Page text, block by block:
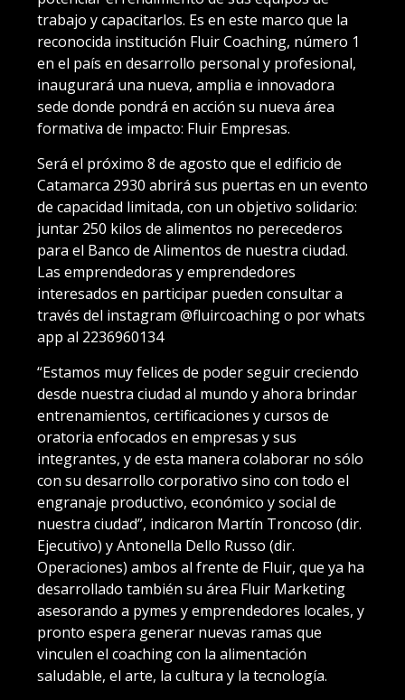
trabajo y capacitarlos. Es en este marco que la
reconocida institución Fluir Coaching, número 1
en el país en desarrollo personal y profesional,
inaugurará una nueva, amplia e innovadora
sede donde pondrá en acción su nueva área
formativa de impacto: Fluir Empresas.
Será el próximo 8 de agosto que el edificio de
Catamarca 2930 abrirá sus puertas en un evento
de capacidad limitada, con un objetivo solidario:
juntar 250 kilos de alimentos no perecederos
para el Banco de Alimentos de nuestra ciudad.
Las emprendedoras y emprendedores
interesados en participar pueden consultar a
través del instagram @fluircoaching o por whats
app al 2236960134
“Estamos muy felices de poder seguir creciendo
desde nuestra ciudad al mundo y ahora brindar
entrenamientos, certificaciones y cursos de
oratoria enfocados en empresas y sus
integrantes, y de esta manera colaborar no sólo
con su desarrollo corporativo sino con todo el
engranaje productivo, económico y social de
nuestra ciudad”, indicaron Martín Troncoso (dir.
Ejecutivo) y Antonella Dello Russo (dir.
Operaciones) ambos al frente de Fluir, que ya ha
desarrollado también su área Fluir Marketing
asesorando a pymes y emprendedores locales, y
pronto espera generar nuevas ramas que
vinculen el coaching con la alimentación
saludable, el arte, la cultura y la tecnología.